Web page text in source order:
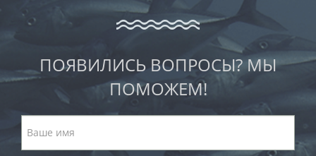
ПОЯВИЛИСЬ ВОПРОСЫ? МЫ
ПОМОЖЕМ!